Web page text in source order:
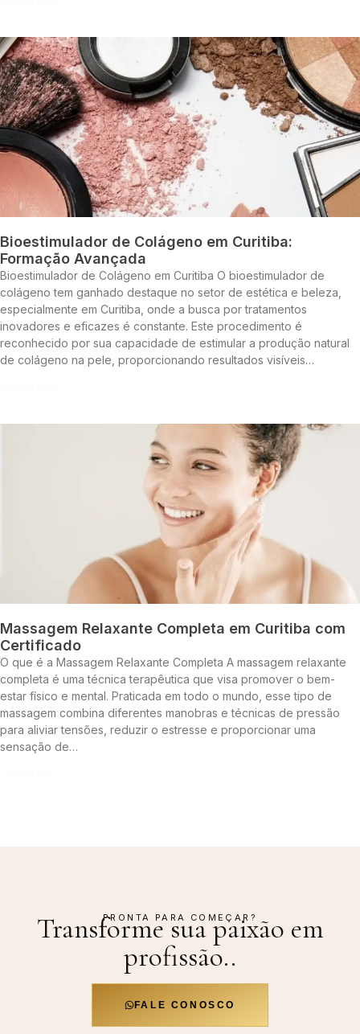
Bioestimulador de Colágeno em Curitiba:
Formação Avançada
Bioestimulador de Colágeno em Curitiba O bioestimulador de
colágeno tem ganhado destaque no setor de estética e beleza,
especialmente em Curitiba, onde a busca por tratamentos
inovadores e eficazes é constante. Este procedimento é
reconhecido por sua capacidade de estimular a produção natural
de colágeno na pele, proporcionando resultados visíveis…
Massagem Relaxante Completa em Curitiba com
Certificado
O que é a Massagem Relaxante Completa A massagem relaxante
completa é uma técnica terapêutica que visa promover o bem-
estar físico e mental. Praticada em todo o mundo, esse tipo de
massagem combina diferentes manobras e técnicas de pressão
para aliviar tensões, reduzir o estresse e proporcionar uma
sensação de…
PRONTA PARA COMEÇAR?
Transforme sua paixão em
profissão..
FALE CONOSCO